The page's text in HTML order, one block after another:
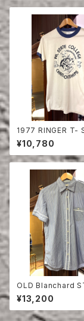
1977 RINGER T-
¥10,780
OLD Blanchard
TTON HALF
¥13,200